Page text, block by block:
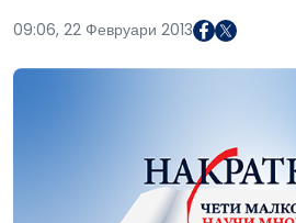
09:06, 22 Февруари 2013